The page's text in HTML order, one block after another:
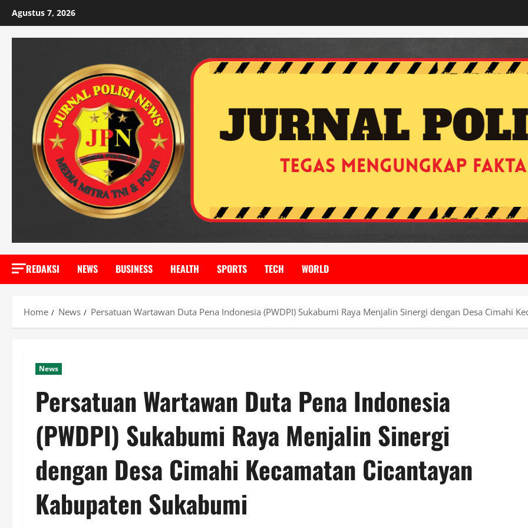
content
Agustus 7, 2026
REDAKSI NEWS BUSINESS HEALTH SPORTS TECH WORLD
Home News Persatuan Wartawan Duta Pena Indonesia (PWDPI) Sukabumi Raya Menjalin Sinergi dengan Desa Cimahi
News
Persatuan Wartawan Duta Pena Indonesia
(PWDPI) Sukabumi Raya Menjalin Sinergi
dengan Desa Cimahi Kecamatan Cicantayan
Kabupaten Sukabumi